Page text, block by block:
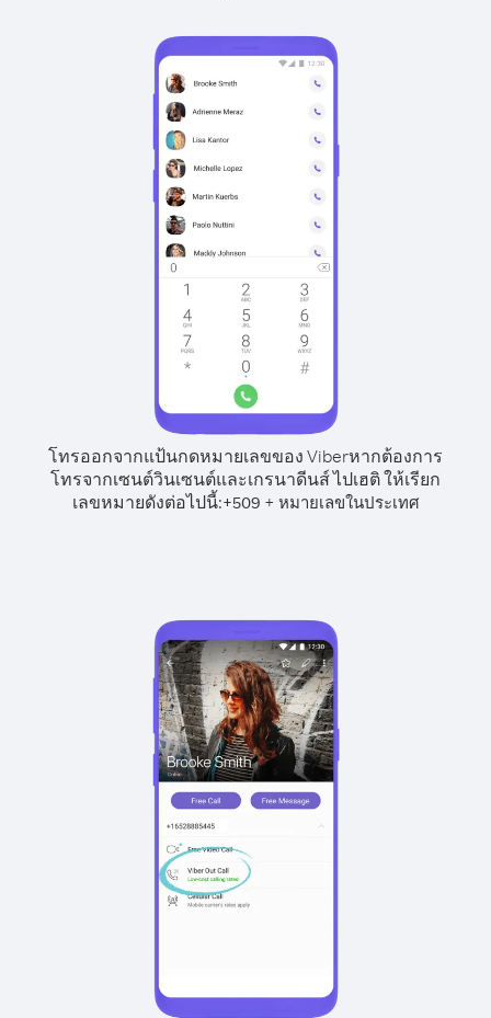
โทรออกจากแป้นกดหมายเลขของ Viberหากต้องการ
โทรจากเซนต์วินเซนต์และเกรนาดีนส์ ไปเฮติ ให้เรียก
เลขหมายดังต่อไปนี้:+509 + หมายเลขในประเทศ